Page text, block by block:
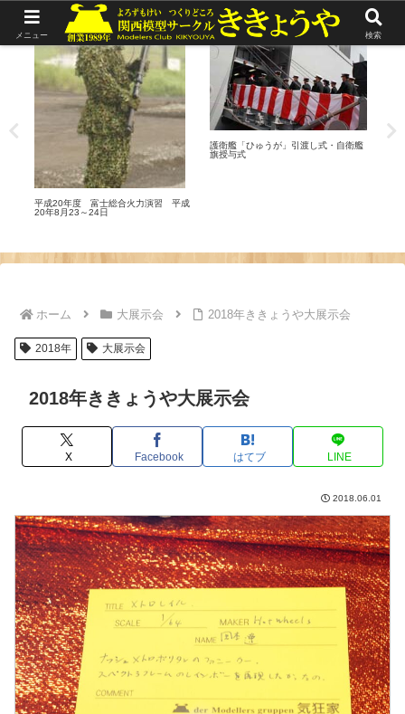
リポート
平成20年度 富士総合火力演習 平成
20年8月23～24日
リポート
護衛艦「ひゅうが」引渡し式・自衛艦
旗授与式
ホーム 大展示会 2018年ききょうや大展示会
2018年 大展示会
2018年ききょうや大展示会
X Facebook はてブ LINE
2018.06.01
メニュー 検索